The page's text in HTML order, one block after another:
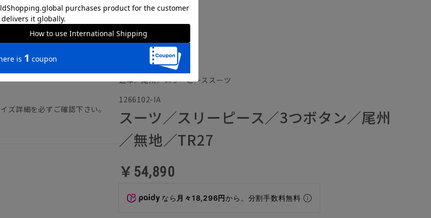
立て／本切羽／サイドベンツ
ズ詳細を必ずご確認下さい。
通年／尾州／スリーピーススーツ
1266102-IA
スーツ／スリーピース／3つボタン／尾州
／無地／TR27
￥54,890
なら 月々18,296円から。分割手数料無料